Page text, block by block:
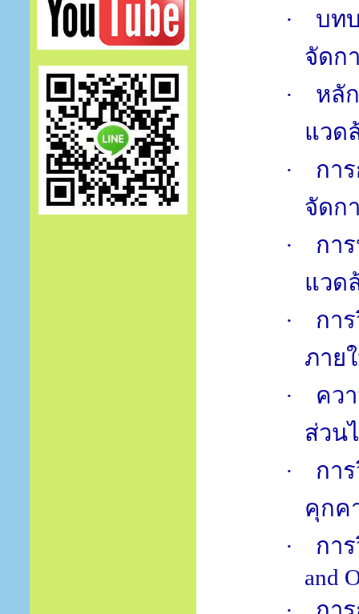
·
บท
จัดก
·
หลั
แวด
·
กา
จัดก
·
กา
แวด
·
กา
ภาย
·
คว
ส่วน
·
กา
คุกค
·
กา
and